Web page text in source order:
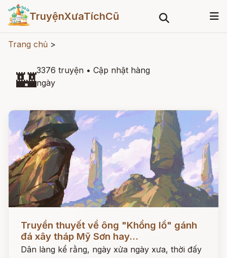
TruyệnXưaTíchCũ
Trang chủ >
🏰3376 truyện • Cập nhật hàng
ngày
Đọc ngay
Truyền thuyết về ông "Khổng lồ" gánh
đá xây tháp Mỹ Sơn hay...
Dân làng kể rằng, ngày xửa ngày xưa, thời đấy